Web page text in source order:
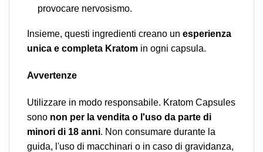
provocare nervosismo.
Insieme, questi ingredienti creano un esperienza
unica e completa Kratom in ogni capsula.
Avvertenze
Utilizzare in modo responsabile. Kratom Capsules
sono non per la vendita o l'uso da parte di
minori di 18 anni. Non consumare durante la
guida, l'uso di macchinari o in caso di gravidanza,